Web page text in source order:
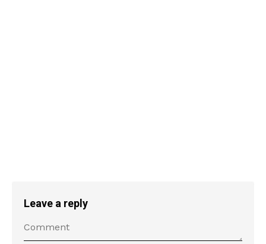
Leave a reply